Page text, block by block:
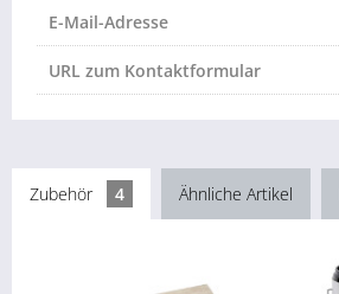
E-Mail-Adresse
URL zum Kontaktformular
Zubehör 4 Ähnliche Artikel